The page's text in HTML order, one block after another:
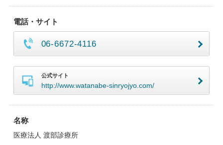
電話・サイト
06-6672-4116
公式サイト
http://www.watanabe-sinryojyo.com/
名称
医療法人 渡部診療所